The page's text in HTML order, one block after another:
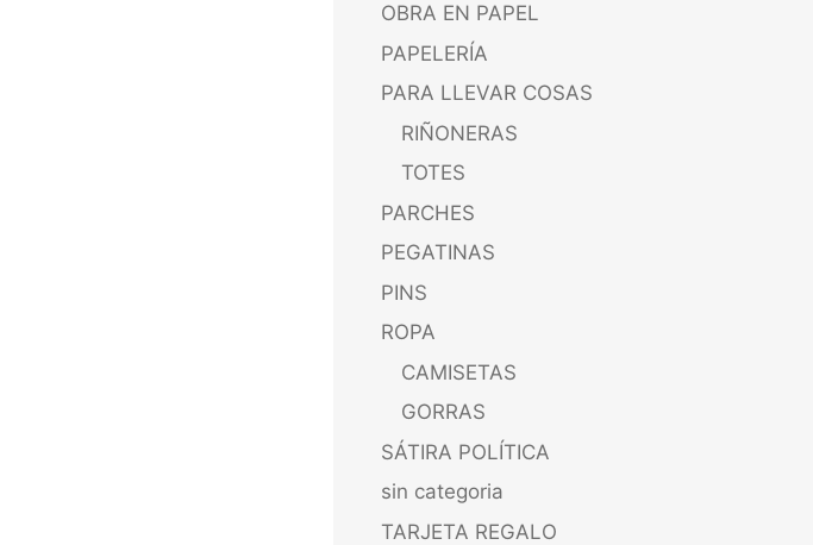
OBRA EN PAPEL
PAPELERÍA
PARA LLEVAR COSAS
RIÑONERAS
TOTES
PARCHES
PEGATINAS
PINS
ROPA
CAMISETAS
GORRAS
SÁTIRA POLÍTICA
sin categoria
TARJETA REGALO